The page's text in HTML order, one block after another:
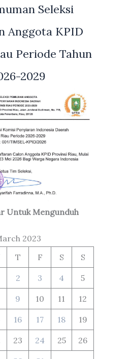
Seleksi
Anggota KPID
Periode Tahun
2029
Untuk Mengunduh
2023
T F S S
2 3 4 5
9 10 11 12
16 17 18 19
23 24 25 26